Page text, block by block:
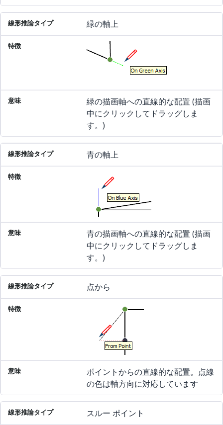
緑の軸上
緑の描画軸への直線的な配置 (描画
中にクリックしてドラッグしま
す。)
青の軸上
青の描画軸への直線的な配置 (描画
中にクリックしてドラッグしま
す。)
点から
ポイントからの直線的な配置。点線
の色は軸方向に対応しています
スルー ポイント